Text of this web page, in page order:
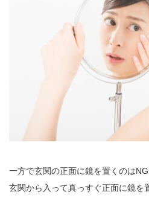
一方で玄関の正面に鏡を置くのはNG
玄関から入って真っすぐ正面に鏡を